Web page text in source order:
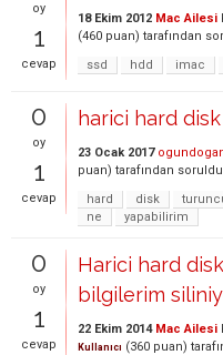
oy
1
cevap
18 Ekim 2012 Mac Ailesi
(460 puan) tarafından
ssd
hdd imac
0
oy
1
cevap
harici hard disk
23 Ocak 2017
puan) tarafından soruldu
hard
disk
ne
yapabilirim
0
oy
1
cevap
Harici hard
bilgilerim
22 Ekim 2014 Mac Ailesi
Kullanıcı (360 puan)